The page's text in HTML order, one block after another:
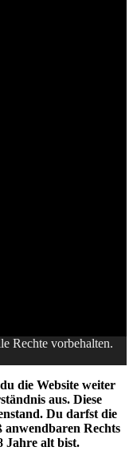
Rechte vorbehalten.
die Website weiter
aus. Diese
Du darfst die
anwendbaren Rechts
Jahre alt bist.